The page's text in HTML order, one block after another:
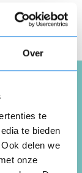
Over
te
te bieden
delen we
onze